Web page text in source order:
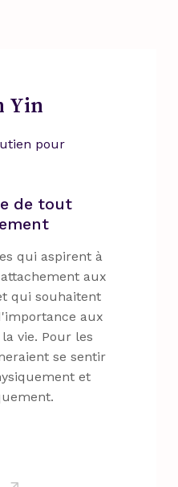
Yin
pour
de tout
qui aspirent à
aux
qui souhaitent
aux
vie. Pour les
se sentir
et